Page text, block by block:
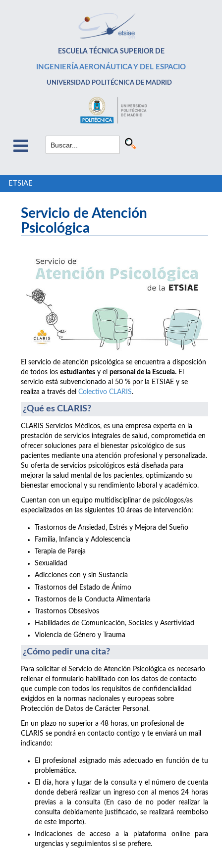
ESCUELA TÉCNICA SUPERIOR DE
INGENIERÍA AERONÁUTICA Y DEL ESPACIO
UNIVERSIDAD POLITÉCNICA DE MADRID
ETSIAE
Servicio de Atención
Psicológica
El servicio de atención psicológica se encuentra a disposición
de todos los estudiantes y el personal de la Escuela. El
servicio está subvencionado al 50 % por la ETSIAE y se
realiza a través del Colectivo CLARIS.
¿Qué es CLARIS?
CLARIS Servicios Médicos, es una empresa experta en la
prestación de servicios integrales de salud, comprometida en
ofrecer soluciones para el bienestar psicológico de sus
pacientes mediante una atención profesional y personalizada.
Su oferta de servicios psicológicos está diseñada para
mejorar la salud mental de los pacientes, optimizando su
bienestar emocional y su rendimiento laboral y académico.
Cuentan con un equipo multidisciplinar de psicólogos/as
especializados en las siguientes 10 áreas de intervención:
Trastornos de Ansiedad, Estrés y Mejora del Sueño
Familia, Infancia y Adolescencia
Terapia de Pareja
Sexualidad
Adicciones con y sin Sustancia
Trastornos del Estado de Ánimo
Trastornos de la Conducta Alimentaria
Trastornos Obsesivos
Habilidades de Comunicación, Sociales y Asertividad
Violencia de Género y Trauma
¿Cómo pedir una cita?
Para solicitar el Servicio de Atención Psicológica es necesario
rellenar el formulario habilitado con los datos de contacto
que cumple con todos los requisitos de confidencialidad
exigidos en la normas nacionales y europeas sobre
Protección de Datos de Carácter Personal.
En un plazo no superior a 48 horas, un profesional de
CLARIS se pondrá en contacto contigo y te enviará un mail
indicando:
El profesional asignado más adecuado en función de tu
problemática.
El día, hora y lugar de la consulta y el número de cuenta
donde deberá realizar un ingreso con al menos 24 horas
previas a la consulta (En caso de no poder realizar la
consulta debidamente justificado, se realizará reembolso
de este importe).
Indicaciones de acceso a la plataforma online para
urgencias y seguimientos si se prefiere.